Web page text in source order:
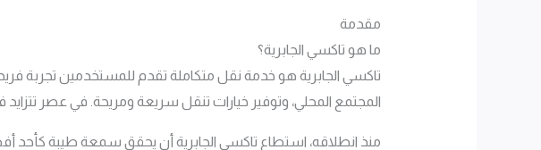
مقدمة
ما هو تاكسي الجابرية؟
تاكسي الجابرية هو خدمة نقل متكاملة تقدم للمستخدمين تجربة
المجتمع المحلي، وتوفير خيارات تنقل سريعة ومريحة. في عصر
منذ انطلاقه، استطاع تاكسي الجابرية أن يحقق سمعة طيبة كأحد